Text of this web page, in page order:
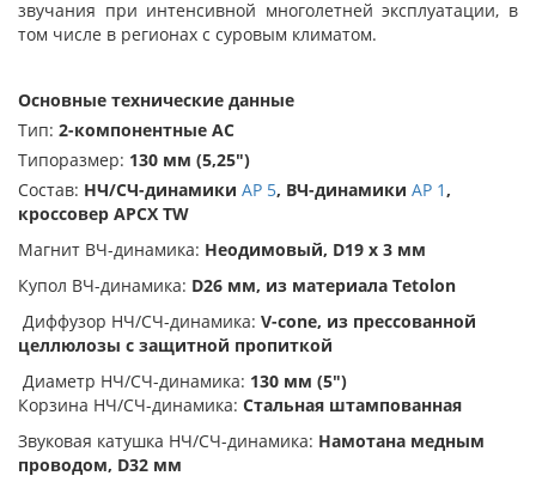
звучания при интенсивной многолетней эксплуатации, в
том числе в регионах с суровым климатом.
Основные технические данные
Тип: 2-компонентные АС
Типоразмер: 130 мм (5,25")
Состав: НЧ/СЧ-динамики AP 5, ВЧ-динамики AP 1,
кроссовер APCX TW
Магнит ВЧ-динамика: Неодимовый, D19 х 3 мм
Купол ВЧ-динамика: D26 мм, из материала Tetolon
Диффузор НЧ/СЧ-динамика: V-cone, из прессованной
целлюлозы с защитной пропиткой
Диаметр НЧ/СЧ-динамика: 130 мм (5")
Корзина НЧ/СЧ-динамика: Стальная штампованная
Звуковая катушка НЧ/СЧ-динамика: Намотана медным
проводом, D32 мм